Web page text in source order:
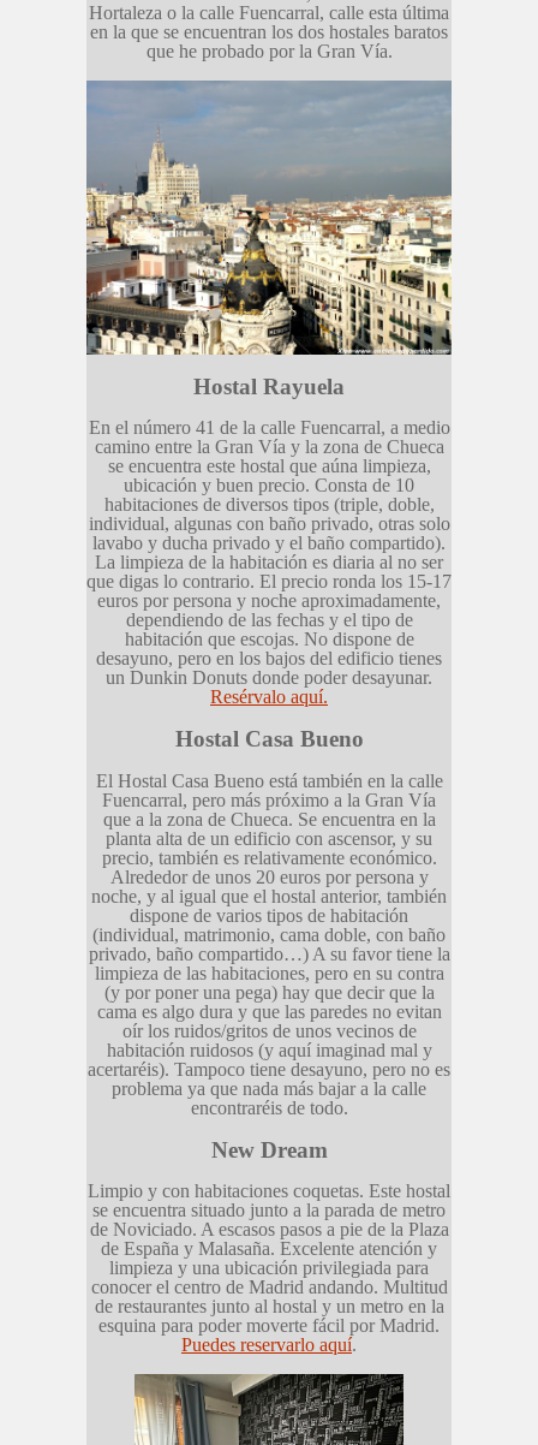
Hortaleza o la calle Fuencarral, calle esta última
en la que se encuentran los dos hostales baratos
que he probado por la Gran Vía.
Hostal Rayuela
En el número 41 de la calle Fuencarral, a medio
camino entre la Gran Vía y la zona de Chueca
se encuentra este hostal que aúna limpieza,
ubicación y buen precio. Consta de 10
habitaciones de diversos tipos (triple, doble,
individual, algunas con baño privado, otras solo
lavabo y ducha privado y el baño compartido).
La limpieza de la habitación es diaria al no ser
que digas lo contrario. El precio ronda los 15-17
euros por persona y noche aproximadamente,
dependiendo de las fechas y el tipo de
habitación que escojas. No dispone de
desayuno, pero en los bajos del edificio tienes
un Dunkin Donuts donde poder desayunar.
Resérvalo aquí.
Hostal Casa Bueno
El Hostal Casa Bueno está también en la calle
Fuencarral, pero más próximo a la Gran Vía
que a la zona de Chueca. Se encuentra en la
planta alta de un edificio con ascensor, y su
precio, también es relativamente económico.
Alrededor de unos 20 euros por persona y
noche, y al igual que el hostal anterior, también
dispone de varios tipos de habitación
(individual, matrimonio, cama doble, con baño
privado, baño compartido…) A su favor tiene la
limpieza de las habitaciones, pero en su contra
(y por poner una pega) hay que decir que la
cama es algo dura y que las paredes no evitan
oír los ruidos/gritos de unos vecinos de
habitación ruidosos (y aquí imaginad mal y
acertaréis). Tampoco tiene desayuno, pero no es
problema ya que nada más bajar a la calle
encontraréis de todo.
New Dream
Limpio y con habitaciones coquetas. Este hostal
se encuentra situado junto a la parada de metro
de Noviciado. A escasos pasos a pie de la Plaza
de España y Malasaña. Excelente atención y
limpieza y una ubicación privilegiada para
conocer el centro de Madrid andando. Multitud
de restaurantes junto al hostal y un metro en la
esquina para poder moverte fácil por Madrid.
Puedes reservarlo aquí.